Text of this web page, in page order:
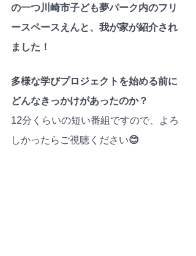
の一つ川崎市子ども夢パーク内のフリ
ースペースえんと、我が家が紹介され
ました！
多様な学びプロジェクトを始める前に
どんなきっかけがあったのか？
12分くらいの短い番組ですので、よろ
しかったらご視聴ください😊